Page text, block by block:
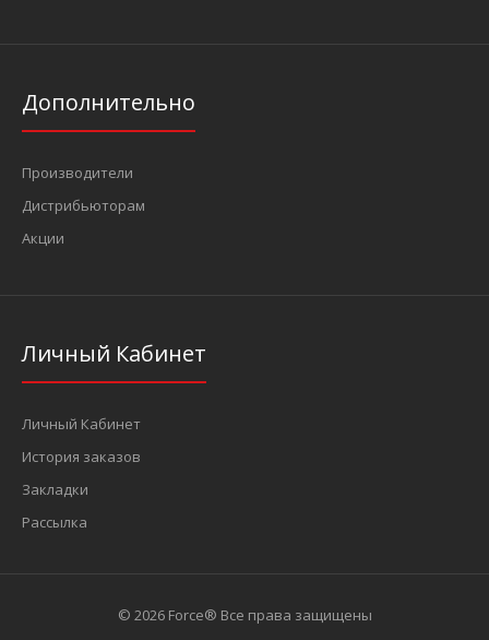
Дополнительно
Производители
Дистрибьюторам
Акции
Личный Кабинет
Личный Кабинет
История заказов
Закладки
Рассылка
© 2026 Force® Все права защищены